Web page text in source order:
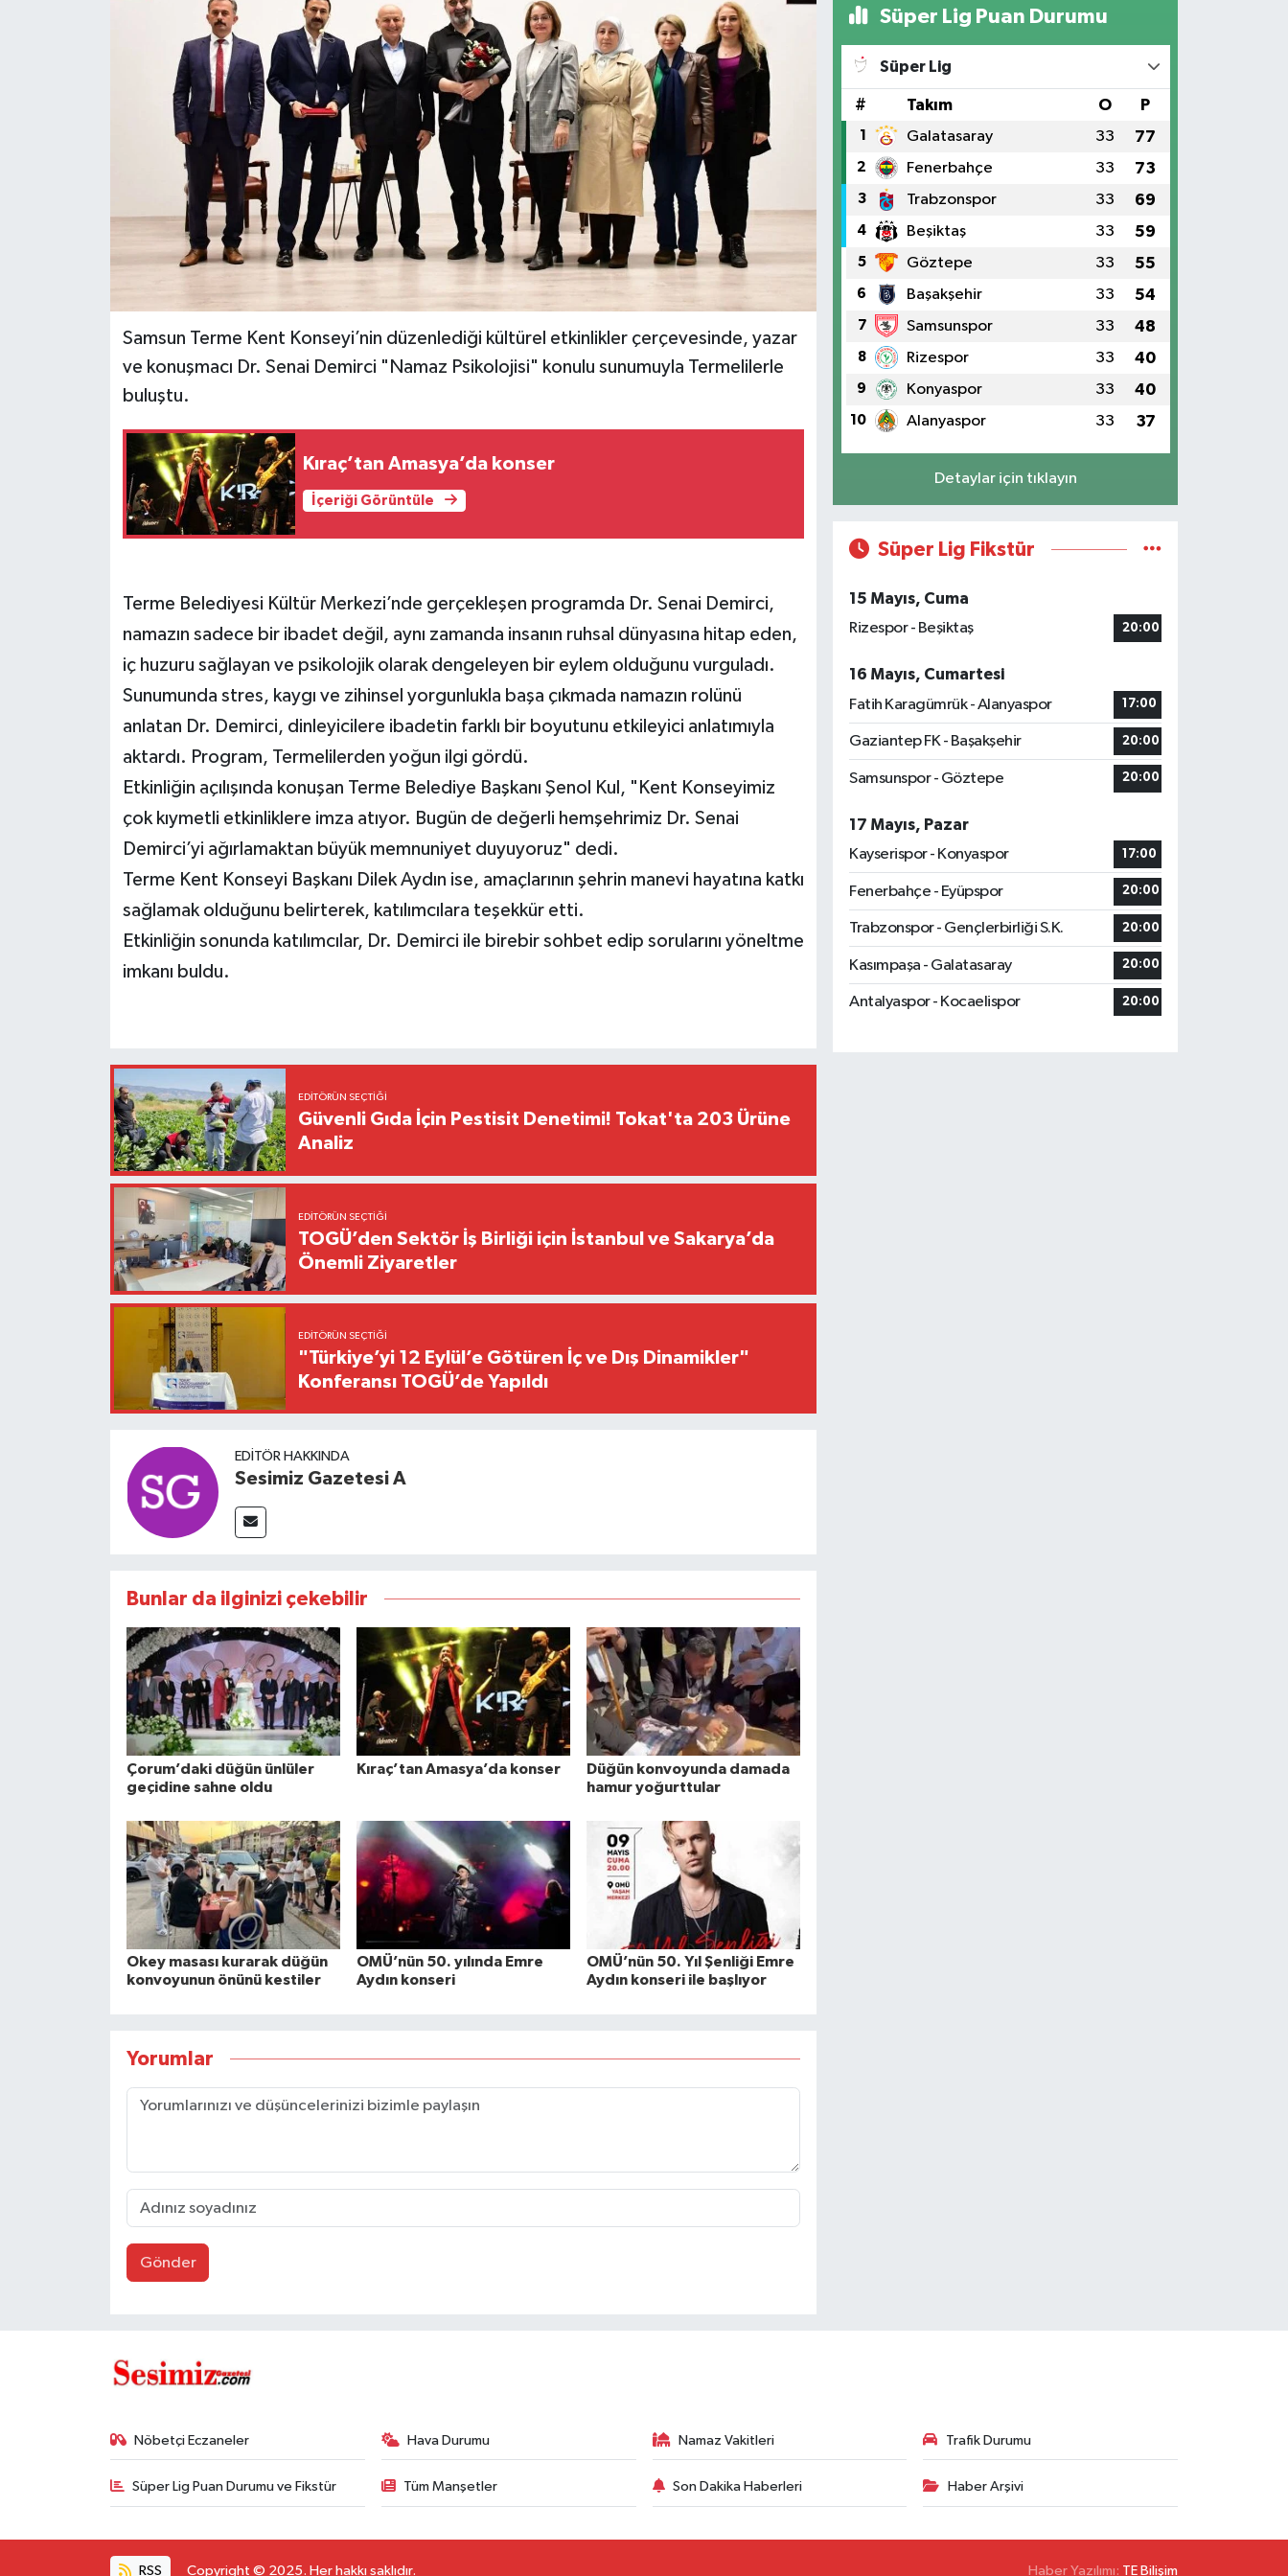
Samsun Terme Kent Konseyi’nin düzenlediği kültürel etkinlikler çerçevesinde, yazar
ve konuşmacı Dr. Senai Demirci "Namaz Psikolojisi" konulu sunumuyla Termelilerle
buluştu.
Kıraç’tan Amasya’da konser
İçeriği Görüntüle
Terme Belediyesi Kültür Merkezi’nde gerçekleşen programda Dr. Senai Demirci,
namazın sadece bir ibadet değil, aynı zamanda insanın ruhsal dünyasına hitap eden,
iç huzuru sağlayan ve psikolojik olarak dengeleyen bir eylem olduğunu vurguladı.
Sunumunda stres, kaygı ve zihinsel yorgunlukla başa çıkmada namazın rolünü
anlatan Dr. Demirci, dinleyicilere ibadetin farklı bir boyutunu etkileyici anlatımıyla
aktardı. Program, Termelilerden yoğun ilgi gördü.
Etkinliğin açılışında konuşan Terme Belediye Başkanı Şenol Kul, "Kent Konseyimiz
çok kıymetli etkinliklere imza atıyor. Bugün de değerli hemşehrimiz Dr. Senai
Demirci’yi ağırlamaktan büyük memnuniyet duyuyoruz" dedi.
Terme Kent Konseyi Başkanı Dilek Aydın ise, amaçlarının şehrin manevi hayatına katkı
sağlamak olduğunu belirterek, katılımcılara teşekkür etti.
Etkinliğin sonunda katılımcılar, Dr. Demirci ile birebir sohbet edip sorularını yöneltme
imkanı buldu.
EDITÖRÜN SEÇTIĞI
Güvenli Gıda İçin Pestisit Denetimi! Tokat'ta 203 Ürüne
Analiz
EDITÖRÜN SEÇTIĞI
TOGÜ’den Sektör İş Birliği için İstanbul ve Sakarya’da
Önemli Ziyaretler
EDITÖRÜN SEÇTIĞI
"Türkiye’yi 12 Eylül’e Götüren İç ve Dış Dinamikler"
Konferansı TOGÜ’de Yapıldı
EDITÖR HAKKINDA
Sesimiz Gazetesi A
Bunlar da ilginizi çekebilir
Çorum’daki düğün ünlüler
geçidine sahne oldu
Kıraç’tan Amasya’da konser
Düğün konvoyunda damada
hamur yoğurttular
Okey masası kurarak düğün
konvoyunun önünü kestiler
OMÜ’nün 50. yılında Emre
Aydın konseri
OMÜ’nün 50. Yıl Şenliği Emre
Aydın konseri ile başlıyor
Yorumlar
Gönder
Süper Lig Puan Durumu
Süper Lig
# Takım O P
1 Galatasaray 33 77
2 Fenerbahçe 33 73
3 Trabzonspor 33 69
4 Beşiktaş 33 59
5 Göztepe 33 55
6 Başakşehir 33 54
7 Samsunspor 33 48
8 Rizespor 33 40
9 Konyaspor 33 40
10 Alanyaspor 33 37
Detaylar için tıklayın
Süper Lig Fikstür
15 Mayıs, Cuma
Rizespor - Beşiktaş
20:00
16 Mayıs, Cumartesi
Fatih Karagümrük - Alanyaspor
17:00
Gaziantep FK - Başakşehir 20:00
Samsunspor - Göztepe 20:00
17 Mayıs, Pazar
Kayserispor - Konyaspor
17:00
Fenerbahçe - Eyüpspor 20:00
Trabzonspor - Gençlerbirliği S.K. 20:00
Kasımpaşa - Galatasaray 20:00
Antalyaspor - Kocaelispor 20:00
Nöbetçi Eczaneler Hava Durumu Namaz Vakitleri Trafik Durumu
Süper Lig Puan Durumu ve Fikstür Tüm Manşetler Son Dakika Haberleri Haber Arşivi
RSS Copyright © 2025. Her hakkı saklıdır. Haber Yazılımı: TE Bilişim
Tokat Haberleri